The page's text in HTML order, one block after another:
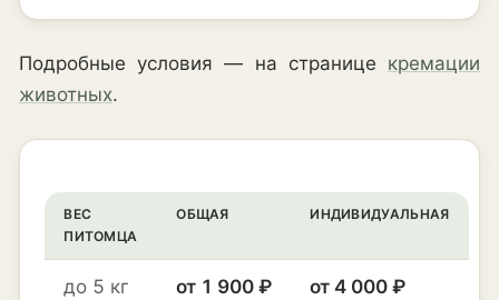
Подробные условия — на странице кремации
животных.
ВЕС
ПИТОМЦА
ОБЩАЯ ИНДИВИДУАЛЬНАЯ
до 5 кг от 1 900 ₽ от 4 000 ₽